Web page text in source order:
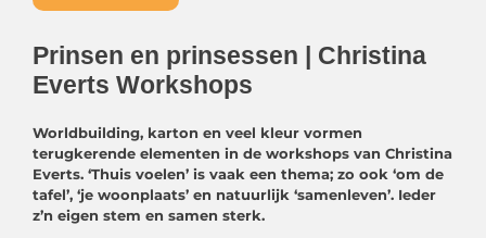
Prinsen en prinsessen | Christina
Everts Workshops
Worldbuilding, karton en veel kleur vormen
terugkerende elementen in de workshops van Christina
Everts. ‘Thuis voelen’ is vaak een thema; zo ook ‘om de
tafel’, ‘je woonplaats’ en natuurlijk ‘samenleven’. Ieder
z’n eigen stem en samen sterk.